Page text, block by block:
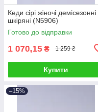
Кеди сірі жіночі демісезонні
шкіряні (N5906)
Готово до відправки
1 070,15 ₴ 1 259 ₴
Купити
–15%